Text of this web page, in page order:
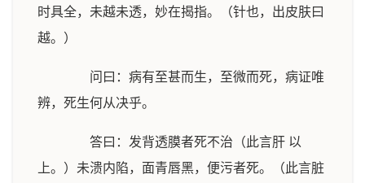
时具全，未越未透，妙在揭指。（针也，出皮肤曰
越。）
问曰：病有至甚而生，至微而死，病证唯
辨，死生何从决乎。
答曰：发背透膜者死不治（此言肝 以
上。）未溃内陷，面青唇黑，便污者死。（此言脏